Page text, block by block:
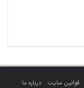
قوانین سایت درباره ما